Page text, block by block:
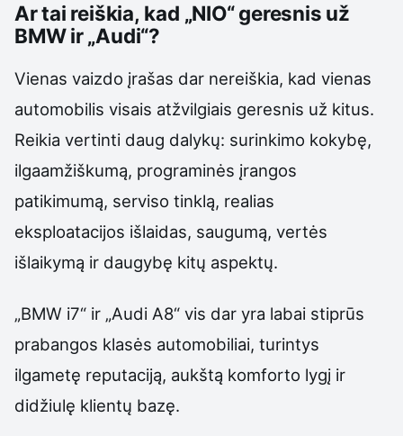
Ar tai reiškia, kad „NIO“ geresnis už
BMW ir „Audi“?
Vienas vaizdo įrašas dar nereiškia, kad vienas
automobilis visais atžvilgiais geresnis už kitus.
Reikia vertinti daug dalykų: surinkimo kokybę,
ilgaamžiškumą, programinės įrangos
patikimumą, serviso tinklą, realias
eksploatacijos išlaidas, saugumą, vertės
išlaikymą ir daugybę kitų aspektų.
„BMW i7“ ir „Audi A8“ vis dar yra labai stiprūs
prabangos klasės automobiliai, turintys
ilgametę reputaciją, aukštą komforto lygį ir
didžiulę klientų bazę.